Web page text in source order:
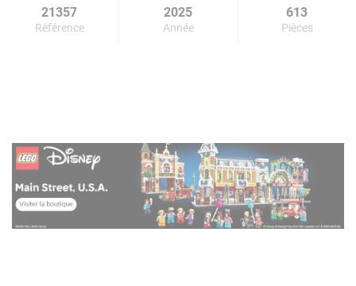
21357
Référence
2025
Année
613
Pièces